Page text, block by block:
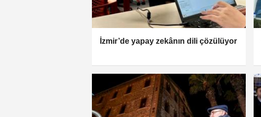
İzmir’de yapay zekânın dili çözülüyor